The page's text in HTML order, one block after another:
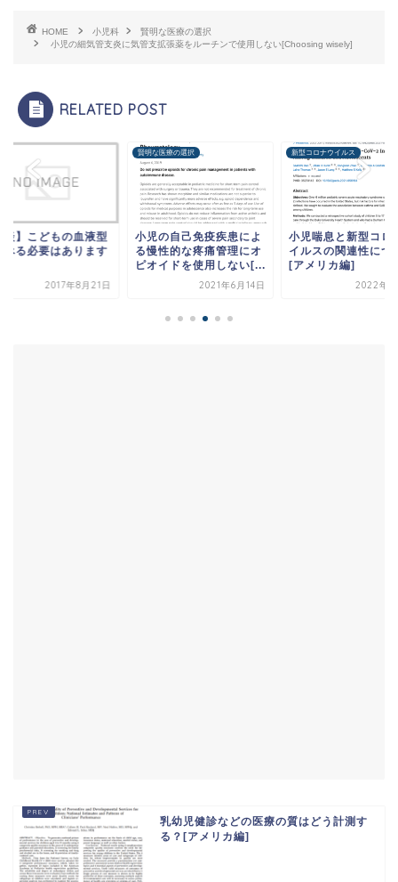
HOME 小児科
賢明な医療の選択
小児の細気管支炎に気管支拡張薬をルーチンで使用しない[Choosing wisely]
RELATED POST
談】こどもの血液型
べる必要はあります
2017年8月21日
賢明な医療の選択
小児の自己免疫疾患によ
る慢性的な疼痛管理にオ
ピオイドを使用しない[...
2021年6月14日
新型コロナウイルス
小児喘息と新型コロ
イルスの関連性につ
[アメリカ編]
2022年7
乳幼児健診などの医療の質はどう計測す
る？[アメリカ編]